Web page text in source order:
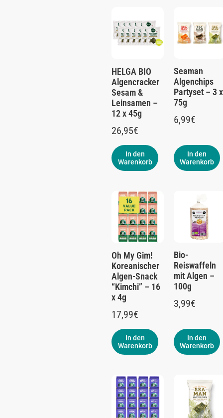
HELGA BIO
Algencracker
Sesam &
Leinsamen –
12 x 45g
26,95€
In den
Warenkorb
Seaman
Algenchips
Partyset – 3 x
75g
6,99€
In den
Warenkorb
Oh My Gim!
Koreanischer
Algen-Snack
“Kimchi” – 16
x 4g
17,99€
In den
Warenkorb
Bio-
Reiswaffeln
mit Algen –
100g
3,99€
In den
Warenkorb